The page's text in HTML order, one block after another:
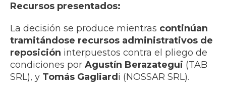
Recursos presentados:
La decisión se produce mientras continúan
tramitándose recursos administrativos de
reposición interpuestos contra el pliego de
condiciones por Agustín Berazategui (TAB
SRL), y Tomás Gagliardi (NOSSAR SRL).